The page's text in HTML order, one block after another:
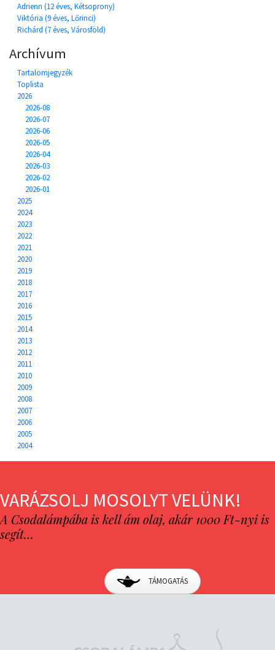
Adrienn (12 éves, Kétsoprony)
Viktória (9 éves, Lőrinci)
Richárd (7 éves, Városföld)
Archívum
Tartalomjegyzék
Toplista
2026
2026-08
2026-07
2026-06
2026-05
2026-04
2026-03
2026-02
2026-01
2025
2024
2023
2022
2021
2020
2019
2018
2017
2016
2015
2014
2013
2012
2011
2010
2009
2008
2007
2006
2005
2004
VARÁZSOLJ MOSOLYT VELÜNK!
A Csodalámpába is kell ám olaj, akár 1000 Ft-nyi is
segít…
TÁMOGATÁS